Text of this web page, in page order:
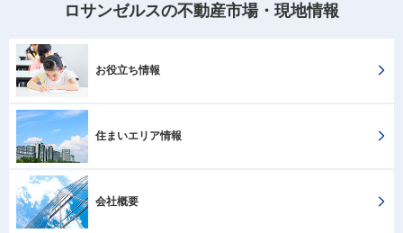
ロサンゼルスの不動産市場・現地情報
住まいエリア情報
お役立ち情報
会社概要